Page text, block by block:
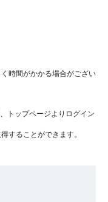
時間がかかる場合がござい
トップページよりログイン
することができます。